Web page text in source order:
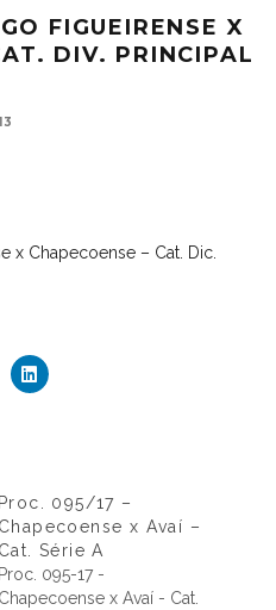
FIGUEIRENSE X
DIV. PRINCIPAL
x Chapecoense – Cat. Dic.
Proc. 095/17 –
Chapecoense x Avaí –
Cat. Série A
Proc. 095-17 -
Chapecoense x Avaí - Cat.